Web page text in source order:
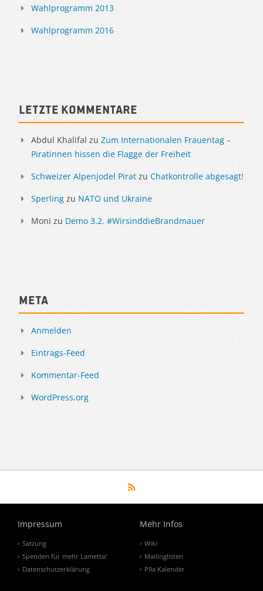
Wahlprogramm 2013
Wahlprogramm 2016
Letzte Kommentare
Abdul Khalifal zu Zum Internationalen Frauentag –
Piratinnen hissen die Flagge der Freiheit
Schweizer Alpenjodel Pirat zu Chatkontrolle abgesagt!
Sperling zu NATO und Ukraine
Moni zu Demo 3.2. #WirsinddieBrandmauer
Meta
Anmelden
Eintrags-Feed
Kommentar-Feed
WordPress.org
Impressum
Satzung
Spenden für mehr Lametta!
Datenschutzerklärung
Mehr Infos
Wiki
Mailinglisten
P9a Kalender